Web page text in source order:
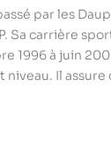
par les
Sa carrière
1996 à juin
Il